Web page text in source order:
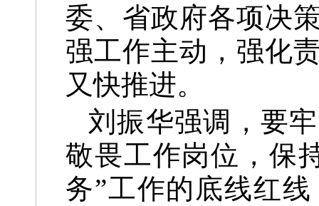
委、省政府各项决
强工作主动，强化
又快推进。
刘振华强调，要
敬畏工作岗位，保
务”工作的底线红